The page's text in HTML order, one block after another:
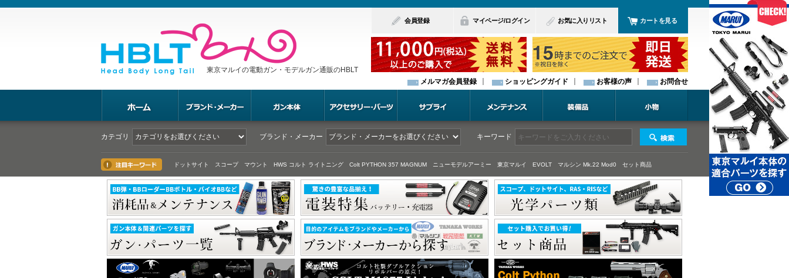
東京マルイの電動ガン・モデルガン通販のHBLT
会員登録 マイページ/ログイン お気に入りリスト カートを見る
メルマガ会員登録 ショッピングガイド お客様の声 お問合せ
カテゴリ ブランド・メーカー キーワード
ドットサイト スコープ マウント HWS コルト ライトニング Colt PYTHON 357 MAGNUM ニューモデルアーミー 東京マルイ EVOLT マルシン Mk.22 Mod0 セット商品